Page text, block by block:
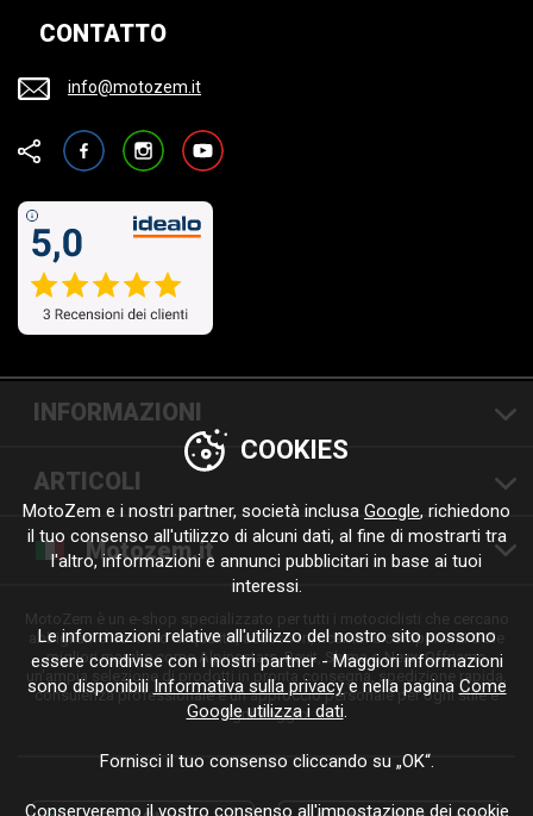
CONTATTO
info@motozem.it
FacebookInstagramYouTube
INFORMAZIONI
ARTICOLI
Motozem.it
abbigliamento moto di qualità, accessori, ricambi e componenti delle
migliori marche come Alpinestars, Revit, Shima o Nexx. Offriamo
un'ampia selezione di prodotti in pronta consegna, spedizione rapida,
consulenza professionale e un approccio personale per ogni stile e
ogni viaggio.
COOKIES
MotoZem e i nostri partner, società inclusa Google, richiedono
il tuo consenso all'utilizzo di alcuni dati, al fine di mostrarti tra
l'altro, informazioni e annunci pubblicitari in base ai tuoi
interessi.
Le informazioni relative all'utilizzo del nostro sito possono
essere condivise con i nostri partner - Maggiori informazioni
sono disponibili Informativa sulla privacye nella pagina Come
Google utilizza i dati.
Fornisci il tuo consenso cliccando su „OK“.
Conserveremo il vostro consenso all'impostazione dei cookie